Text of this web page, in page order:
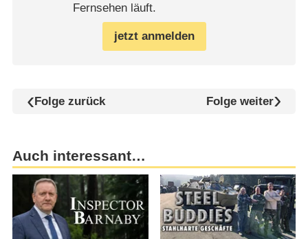
Fernsehen läuft.
jetzt anmelden
Folge zurück Folge weiter
Auch interessant…